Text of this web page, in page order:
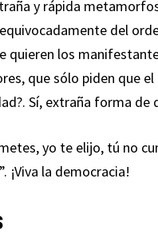
y rápida
del
quieren los
que sólo piden que
Sí, extraña forma de
yo te elijo, tú no
¡Viva la democracia!